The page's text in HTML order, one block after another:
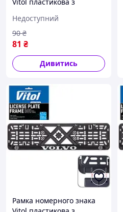
UKRAINE та тризуб
(чорна)
Недоступний
81 ₴
90 ₴
Дивитись
Рамка номерного знака